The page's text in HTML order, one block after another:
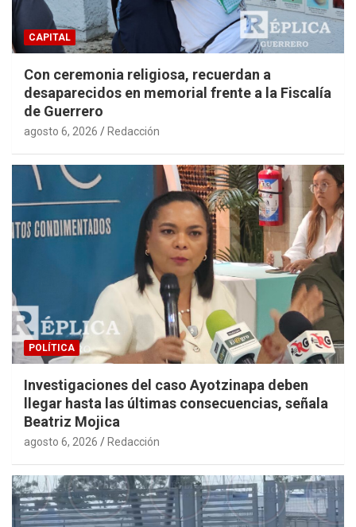
CAPITAL
Con ceremonia religiosa, recuerdan a
desaparecidos en memorial frente a la Fiscalía
de Guerrero
agosto 6, 2026 Redacción
POLÍTICA
Investigaciones del caso Ayotzinapa deben
llegar hasta las últimas consecuencias, señala
Beatriz Mojica
agosto 6, 2026 Redacción